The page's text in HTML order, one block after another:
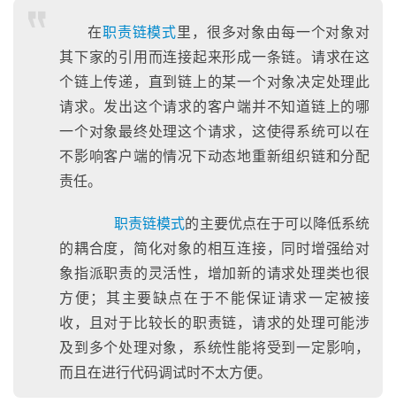
在职责链模式里，很多对象由每一个对象对
其下家的引用而连接起来形成一条链。请求在这
个链上传递，直到链上的某一个对象决定处理此
请求。发出这个请求的客户端并不知道链上的哪
一个对象最终处理这个请求，这使得系统可以在
不影响客户端的情况下动态地重新组织链和分配
责任。
职责链模式的主要优点在于可以降低系统
的耦合度，简化对象的相互连接，同时增强给对
象指派职责的灵活性，增加新的请求处理类也很
方便；其主要缺点在于不能保证请求一定被接
收，且对于比较长的职责链，请求的处理可能涉
及到多个处理对象，系统性能将受到一定影响，
而且在进行代码调试时不太方便。